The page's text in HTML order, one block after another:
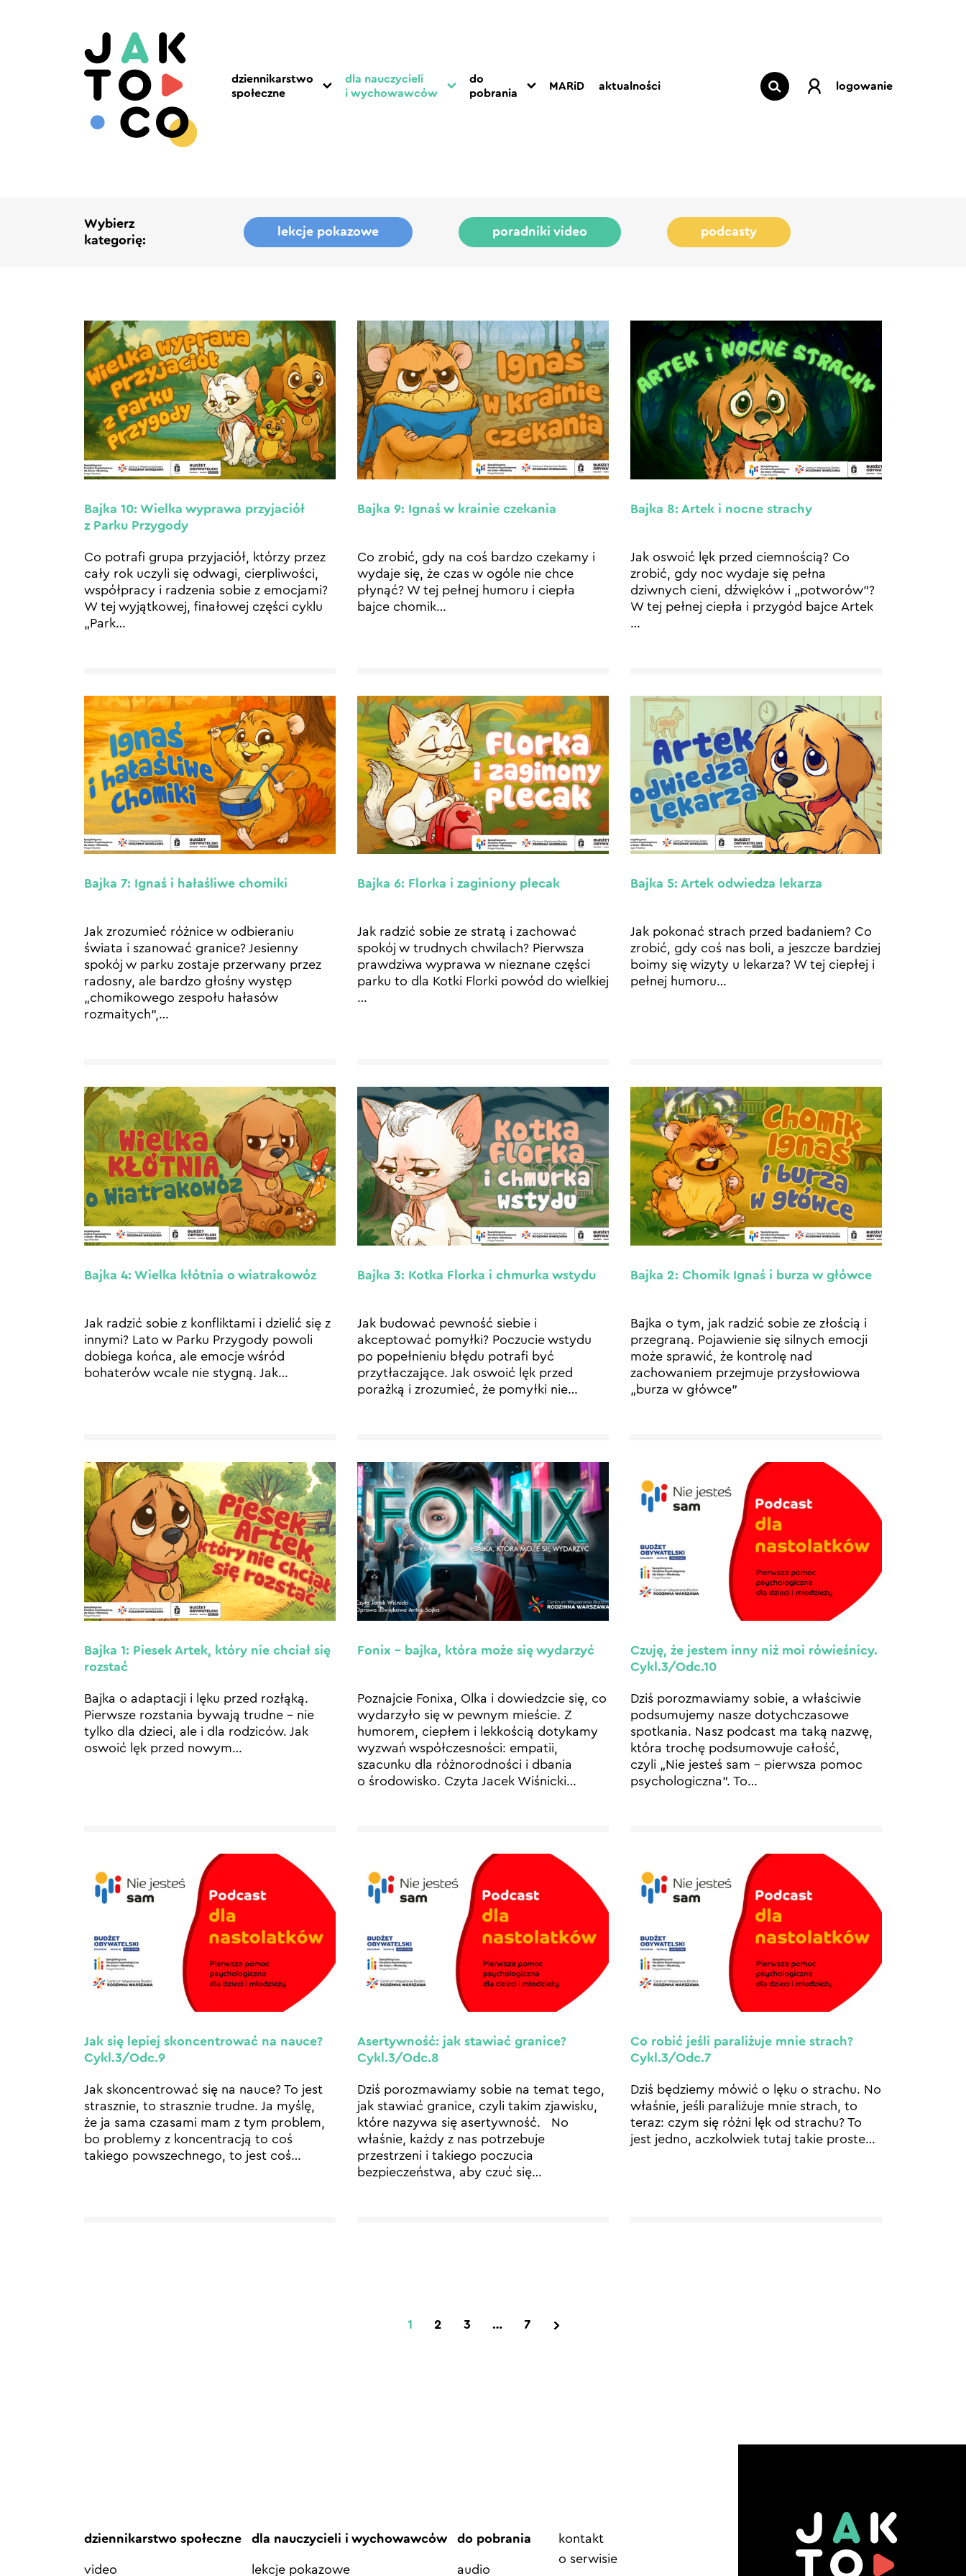
dziennikarstwo
społeczne
dla nauczycieli
i wychowawców
do
pobrania
MARiD aktualności logowanie
Wybierz
kategorię:
lekcje pokazowe poradniki video podcasty
Bajka 10: Wielka wyprawa przyjaciół
z Parku Przygody
Co potrafi grupa przyjaciół, którzy przez
cały rok uczyli się odwagi, cierpliwości,
współpracy i radzenia sobie z emocjami?
W tej wyjątkowej, finałowej części cyklu
„Park…
Bajka 9: Ignaś w krainie czekania
Co zrobić, gdy na coś bardzo czekamy i
wydaje się, że czas w ogóle nie chce
płynąć? W tej pełnej humoru i ciepła
bajce chomik…
Bajka 8: Artek i nocne strachy
Jak oswoić lęk przed ciemnością? Co
zrobić, gdy noc wydaje się pełna
dziwnych cieni, dźwięków i „potworów”?
W tej pełnej ciepła i przygód bajce Artek
…
Bajka 7: Ignaś i hałaśliwe chomiki
Jak zrozumieć różnice w odbieraniu
świata i szanować granice? Jesienny
spokój w parku zostaje przerwany przez
radosny, ale bardzo głośny występ
„chomikowego zespołu hałasów
rozmaitych”,…
Bajka 6: Florka i zaginiony plecak
Jak radzić sobie ze stratą i zachować
spokój w trudnych chwilach? Pierwsza
prawdziwa wyprawa w nieznane części
parku to dla Kotki Florki powód do wielkiej
…
Bajka 5: Artek odwiedza lekarza
Jak pokonać strach przed badaniem? Co
zrobić, gdy coś nas boli, a jeszcze bardziej
boimy się wizyty u lekarza? W tej ciepłej i
pełnej humoru…
Bajka 4: Wielka kłótnia o wiatrakowóz
Jak radzić sobie z konfliktami i dzielić się z
innymi? Lato w Parku Przygody powoli
dobiega końca, ale emocje wśród
bohaterów wcale nie stygną. Jak…
Bajka 3: Kotka Florka i chmurka wstydu
Jak budować pewność siebie i
akceptować pomyłki? Poczucie wstydu
po popełnieniu błędu potrafi być
przytłaczające. Jak oswoić lęk przed
porażką i zrozumieć, że pomyłki nie…
Bajka 2: Chomik Ignaś i burza w główce
Bajka o tym, jak radzić sobie ze złością i
przegraną. Pojawienie się silnych emocji
może sprawić, że kontrolę nad
zachowaniem przejmuje przysłowiowa
„burza w główce”
Bajka 1: Piesek Artek, który nie chciał się
rozstać
Bajka o adaptacji i lęku przed rozłąką.
Pierwsze rozstania bywają trudne – nie
tylko dla dzieci, ale i dla rodziców. Jak
oswoić lęk przed nowym…
Fonix – bajka, która może się wydarzyć
Poznajcie Fonixa, Olka i dowiedzcie się, co
wydarzyło się w pewnym mieście. Z
humorem, ciepłem i lekkością dotykamy
wyzwań współczesności: empatii,
szacunku dla różnorodności i dbania
o środowisko. Czyta Jacek Wiśnicki…
Czuję, że jestem inny niż moi rówieśnicy.
Cykl.3/Odc.10
Dziś porozmawiamy sobie, a właściwie
podsumujemy nasze dotychczasowe
spotkania. Nasz podcast ma taką nazwę,
która trochę podsumowuje całość,
czyli „Nie jesteś sam – pierwsza pomoc
psychologiczna”. To…
Jak się lepiej skoncentrować na nauce?
Cykl.3/Odc.9
Jak skoncentrować się na nauce? To jest
strasznie, to strasznie trudne. Ja myślę,
że ja sama czasami mam z tym problem,
bo problemy z koncentracją to coś
takiego powszechnego, to jest coś…
Asertywność: jak stawiać granice?
Cykl.3/Odc.8
Dziś porozmawiamy sobie na temat tego,
jak stawiać granice, czyli takim zjawisku,
które nazywa się asertywność. No
właśnie, każdy z nas potrzebuje
przestrzeni i takiego poczucia
bezpieczeństwa, aby czuć się…
Co robić jeśli paraliżuje mnie strach?
Cykl.3/Odc.7
Dziś będziemy mówić o lęku o strachu. No
właśnie, jeśli paraliżuje mnie strach, to
teraz: czym się różni lęk od strachu? To
jest jedno, aczkolwiek tutaj takie proste…
1 2 3 … 7
dziennikarstwo społeczne
video
dla nauczycieli i wychowawców
lekcje pokazowe
do pobrania
audio
Element
menu
kontakt
o serwisie